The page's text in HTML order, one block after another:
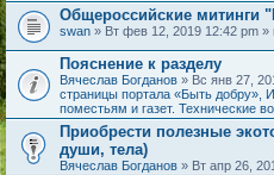
Общероссийские митинги
swan » Вт фев 12, 2019 12:42 pm
Пояснение к разделу
Вячеслав Богданов » Вс янв 27,
страницы портала «Быть
поместьям и газет. Технические
Приобрести полезные
души, тела)
Вячеслав Богданов » Вт апр 26,